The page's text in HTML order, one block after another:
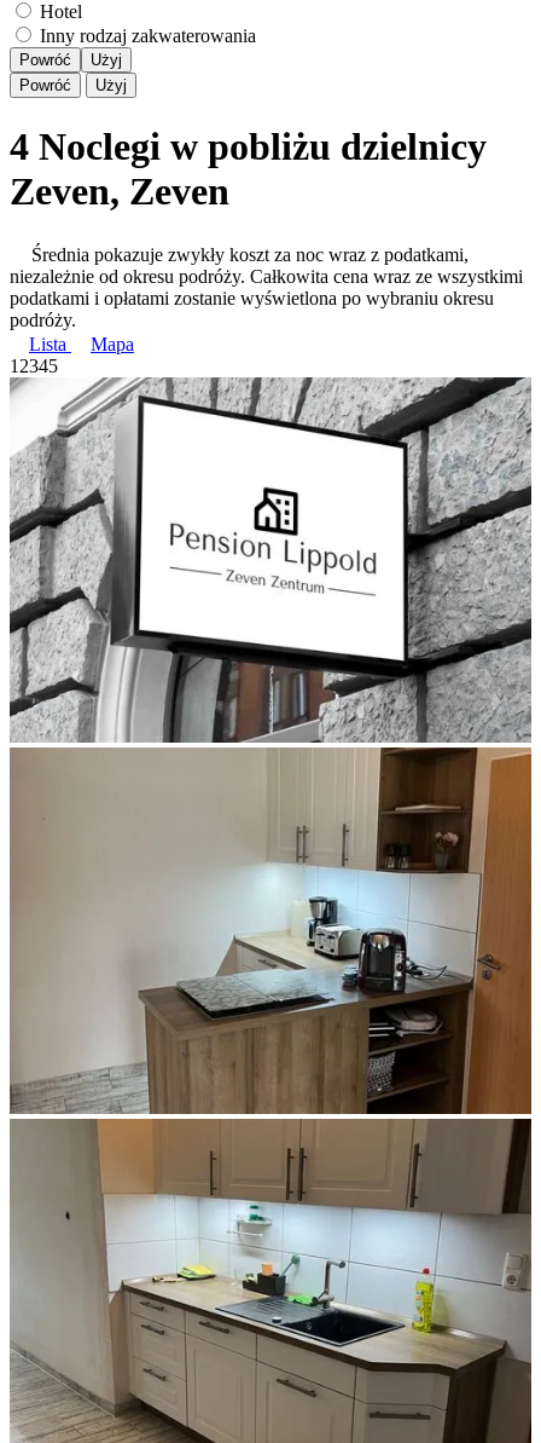
Hotel
Inny rodzaj zakwaterowania
Powróć
Użyj
Powróć
Użyj
4 Noclegi w pobliżu dzielnicy
Zeven, Zeven
Średnia pokazuje zwykły koszt za noc wraz z podatkami,
niezależnie od okresu podróży. Całkowita cena wraz ze wszystkimi
podatkami i opłatami zostanie wyświetlona po wybraniu okresu
podróży.
Lista
Mapa
1 2345